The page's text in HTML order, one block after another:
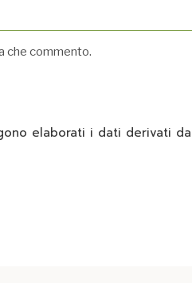
che commento.
elaborati i dati derivati